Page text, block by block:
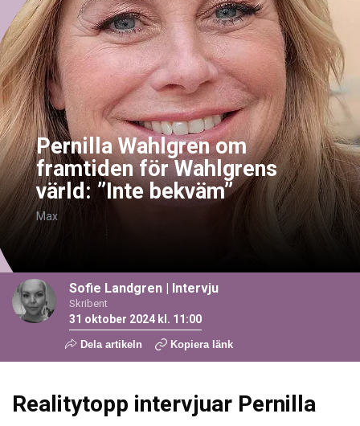
Pernilla Wahlgren om
framtiden för Wahlgrens
värld: ”Inte bekväm”
Max
Sofie Landgren Intervju
Skribent
31 oktober 2024 kl. 11:00
Dela artikeln Kopiera länk
Realitytopp intervjuar Pernilla